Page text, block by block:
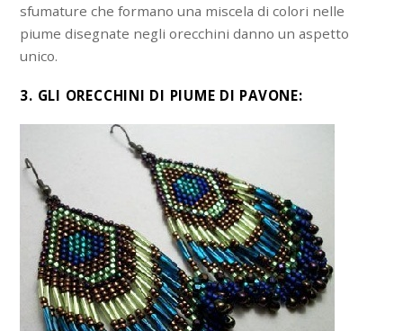
sfumature che formano una miscela di colori nelle
piume disegnate negli orecchini danno un aspetto
unico.
3. GLI ORECCHINI DI PIUME DI PAVONE: